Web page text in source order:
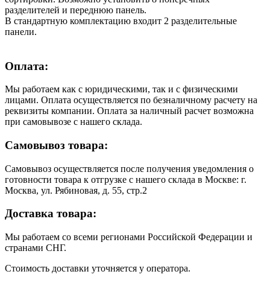
разделителей и переднюю панель.
В стандартную комплектацию входит 2 разделительные
панели.
Оплата:
Мы работаем как с юридическими, так и с физическими
лицами. Оплата осуществляется по безналичному расчету на
реквизиты компании. Оплата за наличный расчет возможна
при самовывозе с нашего склада.
Самовывоз товара:
Самовывоз осуществляется после получения уведомления о
готовности товара к отгрузке с нашего склада в Москве: г.
Москва, ул. Рябиновая, д. 55, стр.2
Доставка товара:
Мы работаем со всеми регионами Российской Федерации и
странами СНГ.
Стоимость доставки уточняется у оператора.